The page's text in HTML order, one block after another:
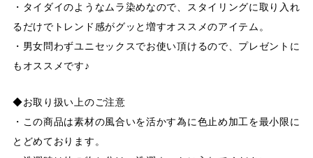
・タイダイのようなムラ染めなので、スタイリングに取り入れ
るだけでトレンド感がグッと増すオススメのアイテム。
・男女問わずユニセックスでお使い頂けるので、プレゼントに
もオススメです♪
◆お取り扱い上のご注意
・この商品は素材の風合いを活かす為に色止め加工を最小限に
とどめております。